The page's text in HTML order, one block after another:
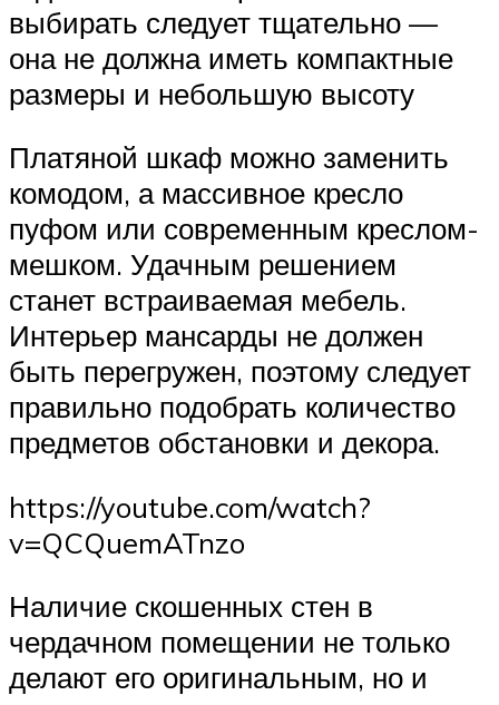
выбирать следует тщательно —
она не должна иметь компактные
размеры и небольшую высоту
Платяной шкаф можно заменить
комодом, а массивное кресло
пуфом или современным креслом-
мешком. Удачным решением
станет встраиваемая мебель.
Интерьер мансарды не должен
быть перегружен, поэтому следует
правильно подобрать количество
предметов обстановки и декора.
https://youtube.com/watch?
v=QCQuemATnzo
Наличие скошенных стен в
чердачном помещении не только
делают его оригинальным, но и